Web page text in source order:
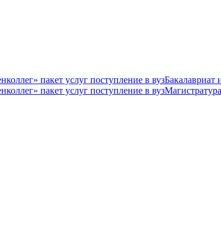
Бакалавриат
Магистратура